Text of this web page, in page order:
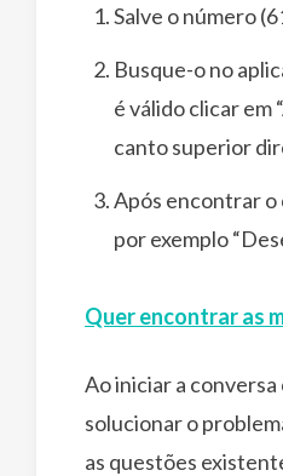
Salve o número
Busque-o no
é válido clicar em
canto superior
Após encontrar o
por exemplo
Quer encontrar as
Ao iniciar a
solucionar o
as questões